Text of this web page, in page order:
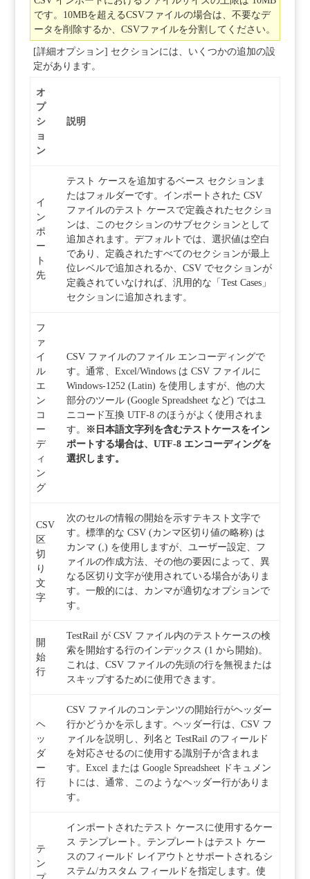
です。10MBを超えるCSVファイルの場合は、不要なデ
ータを削除するか、CSVファイルを分割してください。
[詳細オプション] セクションには、いくつかの追加の設
定があります。
オ
プ
シ
ョ
ン
説明
イ
ン
ポ
ー
ト
先
テスト ケースを追加するベース セクションま
たはフォルダーです。インポートされた CSV
ファイルのテスト ケースで定義されたセクショ
ンは、このセクションのサブセクションとして
追加されます。デフォルトでは、選択値は空白
であり、定義されたすべてのセクションが最上
位レベルで追加されるか、CSV でセクションが
定義されていなければ、汎用的な「Test Cases」
セクションに追加されます。
フ
ァ
イ
ル
エ
ン
コ
ー
デ
ィ
ン
グ
CSV ファイルのファイル エンコーディングで
す。通常、Excel/Windows は CSV ファイルに
Windows-1252 (Latin) を使用しますが、他の大
部分のツール (Google Spreadsheet など) ではユ
ニコード互換 UTF-8 のほうがよく使用されま
す。
※日本語文字列を含むテストケースをイン
ポートする場合は、UTF-8 エンコーディングを
選択します。
CSV
区
切
り
文
字
次のセルの情報の開始を示すテキスト文字で
す。標準的な CSV (カンマ区切り値の略称) は
カンマ (,) を使用しますが、ユーザー設定、フ
ァイルの作成方法、その他の要因によって、異
なる区切り文字が使用されている場合がありま
す。一般的には、カンマが適切なオプションで
す。
開
始
行
TestRail が CSV ファイル内のテストケースの検
索を開始する行のインデックス (1 から開始)。
これは、CSV ファイルの先頭の行を無視または
スキップするために使用できます。
ヘ
ッ
ダ
ー
行
CSV ファイルのコンテンツの開始行がヘッダー
行かどうかを示します。ヘッダー行は、CSV フ
ァイルを説明し、列名と TestRail のフィールド
を対応させるのに使用する識別子が含まれま
す。Excel または Google Spreadsheet ドキュメン
トには、通常、このようなヘッダー行がありま
す。
テ
ン
インポートされたテスト ケースに使用するケー
ス テンプレート。テンプレートはテスト ケー
スのフィールド レイアウトとサポートされるシ
ステム/カスタム フィールドを指定します。使